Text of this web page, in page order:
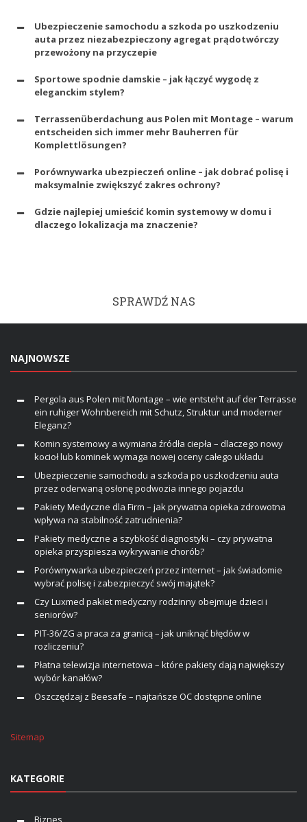
Ubezpieczenie samochodu a szkoda po uszkodzeniu
auta przez niezabezpieczony agregat prądotwórczy
przewożony na przyczepie
Sportowe spodnie damskie – jak łączyć wygodę z
eleganckim stylem?
Terrassenüberdachung aus Polen mit Montage – warum
entscheiden sich immer mehr Bauherren für
Komplettlösungen?
Porównywarka ubezpieczeń online – jak dobrać polisę i
maksymalnie zwiększyć zakres ochrony?
Gdzie najlepiej umieścić komin systemowy w domu i
dlaczego lokalizacja ma znaczenie?
SPRAWDŹ NAS
NAJNOWSZE
Pergola aus Polen mit Montage – wie entsteht auf der Terrasse
ein ruhiger Wohnbereich mit Schutz, Struktur und moderner
Eleganz?
Komin systemowy a wymiana źródła ciepła – dlaczego nowy
kocioł lub kominek wymaga nowej oceny całego układu
Ubezpieczenie samochodu a szkoda po uszkodzeniu auta
przez oderwaną osłonę podwozia innego pojazdu
Pakiety Medyczne dla Firm – jak prywatna opieka zdrowotna
wpływa na stabilność zatrudnienia?
Pakiety medyczne a szybkość diagnostyki – czy prywatna
opieka przyspiesza wykrywanie chorób?
Porównywarka ubezpieczeń przez internet – jak świadomie
wybrać polisę i zabezpieczyć swój majątek?
Czy Luxmed pakiet medyczny rodzinny obejmuje dzieci i
seniorów?
PIT-36/ZG a praca za granicą – jak uniknąć błędów w
rozliczeniu?
Płatna telewizja internetowa – które pakiety dają największy
wybór kanałów?
Oszczędzaj z Beesafe – najtańsze OC dostępne online
Sitemap
KATEGORIE
Biznes